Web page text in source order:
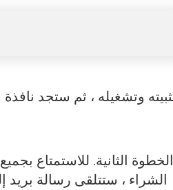
الخطوة الثانية. للاستمتاع
الشراء ، ستتلقى رسالة